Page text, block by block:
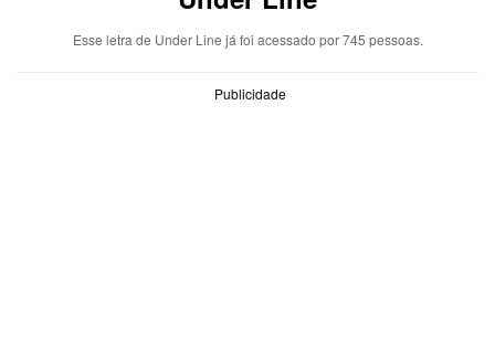
Esse letra de Under Line já foi acessado por 745 pessoas.
Publicidade